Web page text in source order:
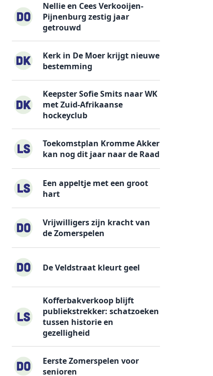
Nellie en Cees Verkooijen-
Pijnenburg zestig jaar
getrouwd
Kerk in De Moer krijgt nieuwe
bestemming
Keepster Sofie Smits naar WK
met Zuid-Afrikaanse
hockeyclub
Toekomstplan Kromme Akker
kan nog dit jaar naar de Raad
Een appeltje met een groot
hart
Vrijwilligers zijn kracht van
de Zomerspelen
De Veldstraat kleurt geel
Kofferbakverkoop blijft
publiekstrekker: schatzoeken
tussen historie en
gezelligheid
Eerste Zomerspelen voor
senioren